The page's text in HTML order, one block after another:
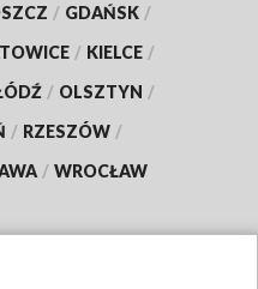
/ GDAŃSK /
/ KIELCE /
/ OLSZTYN /
/ RZESZÓW /
/ WROCŁAW